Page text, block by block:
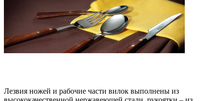
Лезвия ножей и рабочие части вилок выполнены из